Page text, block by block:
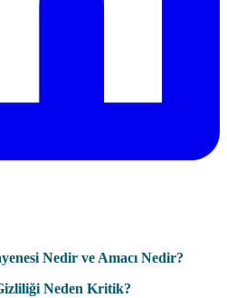
Nedir ve Amacı Nedir?
Neden Kritik?